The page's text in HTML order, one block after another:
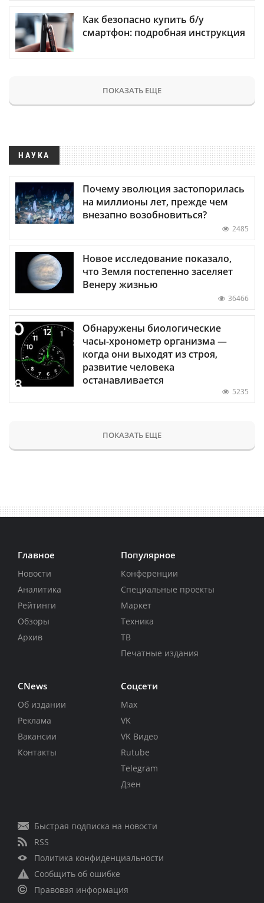
Как безопасно купить б/у
смартфон: подробная инструкция
ПОКАЗАТЬ ЕЩЕ
НАУКА
Почему эволюция застопорилась
на миллионы лет, прежде чем
внезапно возобновиться?
2485
Новое исследование показало,
что Земля постепенно заселяет
Венеру жизнью
36466
Обнаружены биологические
часы-хронометр организма —
когда они выходят из строя,
развитие человека
останавливается
5235
ПОКАЗАТЬ ЕЩЕ
Главное
Новости
Аналитика
Рейтинги
Обзоры
Архив
Популярное
Конференции
Специальные проекты
Маркет
Техника
ТВ
Печатные издания
CNews
Об издании
Реклама
Вакансии
Контакты
Соцсети
Max
VK
VK Видео
Rutube
Telegram
Дзен
Быстрая подписка на новости
RSS
Политика конфиденциальности
Сообщить об ошибке
Правовая информация